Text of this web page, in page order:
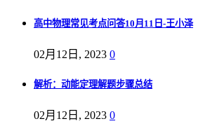
高中物理常见考点问答10月11日-王小泽
02月12日, 2023 0
解析：动能定理解题步骤总结
02月12日, 2023 0